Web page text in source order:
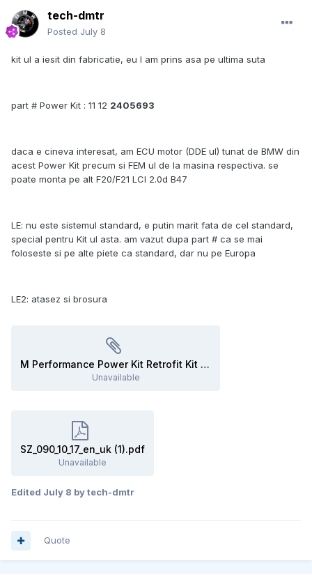
tech-dmtr
Posted July 8
kit ul a iesit din fabricatie, eu l am prins asa pe ultima suta
part # Power Kit : 11 12 2405693
daca e cineva interesat, am ECU motor (DDE ul) tunat de BMW din
acest Power Kit precum si FEM ul de la masina respectiva. se
poate monta pe alt F20/F21 LCI 2.0d B47
LE: nu este sistemul standard, e putin marit fata de cel standard,
special pentru Kit ul asta. am vazut dupa part # ca se mai
foloseste si pe alte piete ca standard, dar nu pe Europa
LE2: atasez si brosura
M Performance Power Kit Retrofit Kit F20.PDF
Unavailable
SZ_090_10_17_en_uk (1).pdf
Unavailable
Edited July 8 by tech-dmtr
Quote